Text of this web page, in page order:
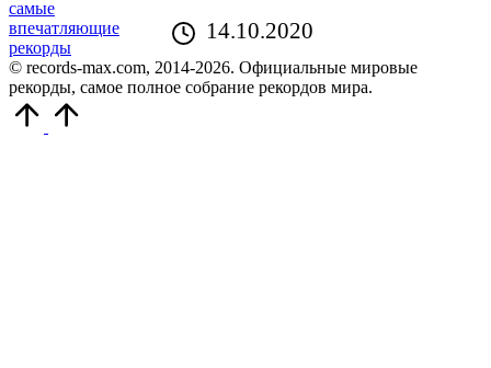
14.10.2020
© records-max.com, 2014-2026. Официальные мировые
рекорды, самое полное собрание рекордов мира.